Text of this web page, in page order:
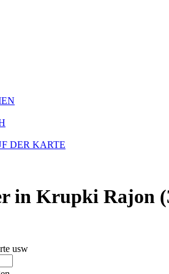
DER KARTE
in Krupki Rajon
usw